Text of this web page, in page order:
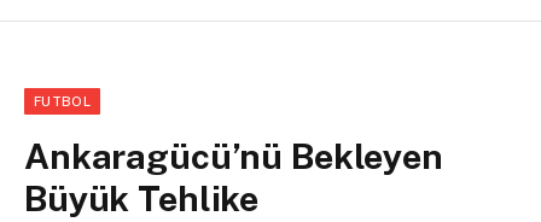
FUTBOL
Ankaragücü’nü Bekleyen
Büyük Tehlike